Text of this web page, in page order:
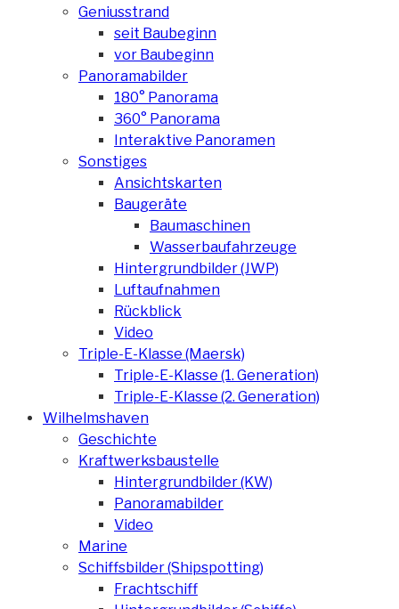
Geniusstrand
seit Baubeginn
vor Baubeginn
Panoramabilder
180° Panorama
360° Panorama
Interaktive Panoramen
Sonstiges
Ansichtskarten
Baugeräte
Baumaschinen
Wasserbaufahrzeuge
Hintergrundbilder (JWP)
Luftaufnahmen
Rückblick
Video
Triple-E-Klasse (Maersk)
Triple-E-Klasse (1. Generation)
Triple-E-Klasse (2. Generation)
Wilhelmshaven
Geschichte
Kraftwerksbaustelle
Hintergrundbilder (KW)
Panoramabilder
Video
Marine
Schiffsbilder (Shipspotting)
Frachtschiff